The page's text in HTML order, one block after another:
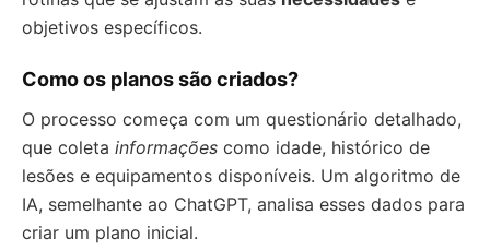
objetivos específicos.
Como os planos são criados?
O processo começa com um questionário detalhado,
que coleta informações como idade, histórico de
lesões e equipamentos disponíveis. Um algoritmo de
IA, semelhante ao ChatGPT, analisa esses dados para
criar um plano inicial.